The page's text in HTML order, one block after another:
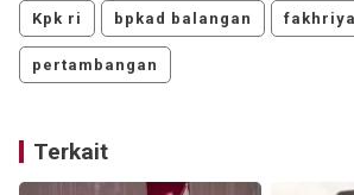
Kpk ri bpkad balangan
pertambangan
Terkait